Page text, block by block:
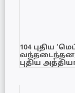
104 புதிய
வந்தடைந்தன;
புதிய